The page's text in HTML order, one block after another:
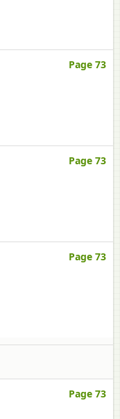
Page 73
Page 73
Page 73
Page 73